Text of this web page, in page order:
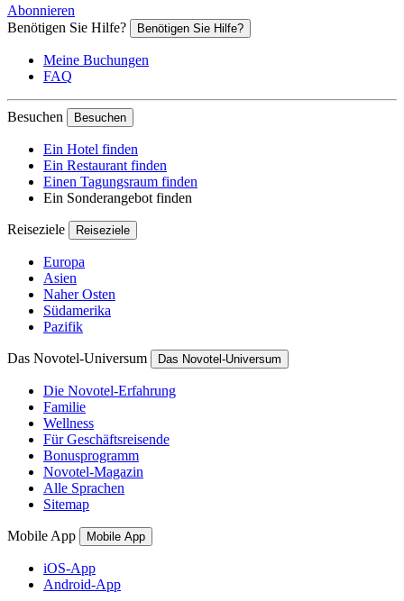
Abonnieren
Benötigen Sie Hilfe?
Benötigen Sie Hilfe?
Meine Buchungen
FAQ
Besuchen Besuchen
Ein Hotel finden
Ein Restaurant finden
Einen Tagungsraum finden
Ein Sonderangebot finden
Reiseziele Reiseziele
Europa
Asien
Naher Osten
Südamerika
Pazifik
Das Novotel-Universum Das Novotel-Universum
Die Novotel-Erfahrung
Familie
Wellness
Für Geschäftsreisende
Bonusprogramm
Novotel-Magazin
Alle Sprachen
Sitemap
Mobile App Mobile App
iOS-App
Android-App